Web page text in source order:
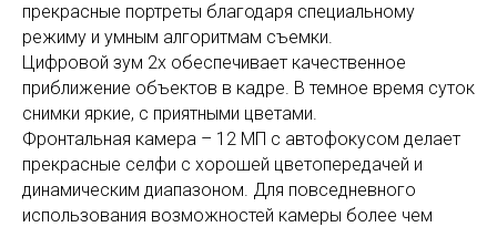
прекрасные портреты благодаря специальному
режиму и умным алгоритмам съемки.
Цифровой зум 2x обеспечивает качественное
приближение объектов в кадре. В темное время суток
снимки яркие, с приятными цветами.
Фронтальная камера – 12 МП с автофокусом делает
прекрасные селфи с хорошей цветопередачей и
динамическим диапазоном. Для повседневного
использования возможностей камеры более чем